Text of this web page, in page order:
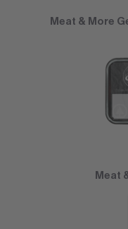
Meat & More
Meat